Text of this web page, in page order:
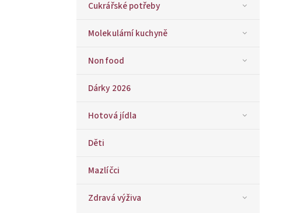
Cukrářské potřeby
Molekulární kuchyně
Non food
Dárky 2026
Hotová jídla
Děti
Mazlíčci
Zdravá výživa